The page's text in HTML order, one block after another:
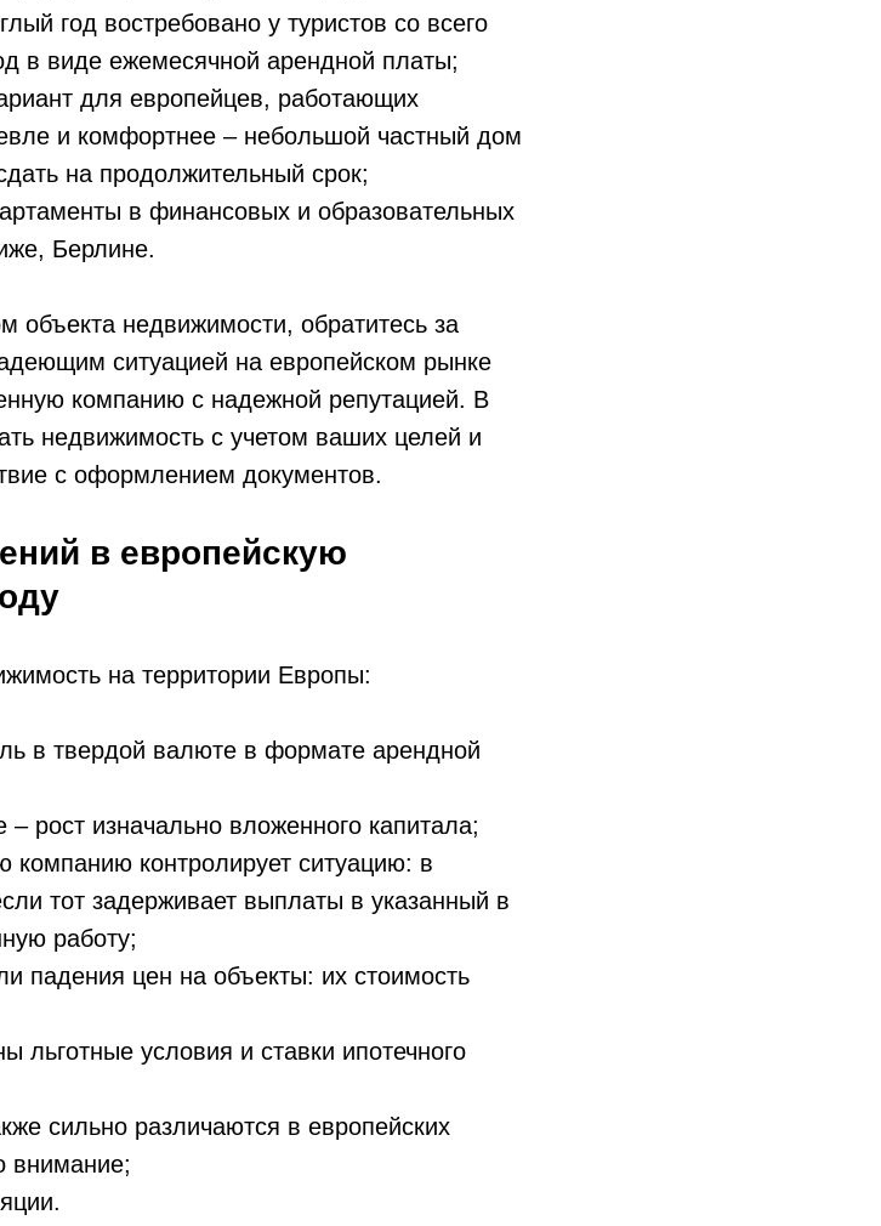
год востребовано у туристов со всего
в виде ежемесячной арендной платы;
для европейцев, работающих
и комфортнее – небольшой частный дом
на продолжительный срок;
в финансовых и образовательных
Берлине.
объекта недвижимости, обратитесь за
ситуацией на европейском рынке
компанию с надежной репутацией. В
недвижимость с учетом ваших целей и
с оформлением документов.
в европейскую
на территории Европы:
в твердой валюте в формате арендной
рост изначально вложенного капитала;
компанию контролирует ситуацию: в
тот задерживает выплаты в указанный в
работу;
падения цен на объекты: их стоимость
льготные условия и ставки ипотечного
сильно различаются в европейских
внимание;